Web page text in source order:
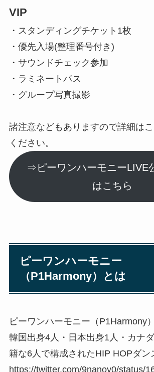
VIP
・スタンディングチケット1枚
・優先入場(整理番号付き)
・サウンドチェック参加
・ラミネートパス
・グループ写真撮影
諸注意などもありますので詳細は
ください。
⇒ピーワンハーモニーLIVE
はこちら
ピーワンハーモニー
（P1Harmony）とは
ピーワンハーモニー（P1Harmony）
韓国出⾝4⼈・⽇本出⾝1⼈・カナ
籍な6人で構成されたHIP HOPダン
https://twitter.com/9nanoy0/status/